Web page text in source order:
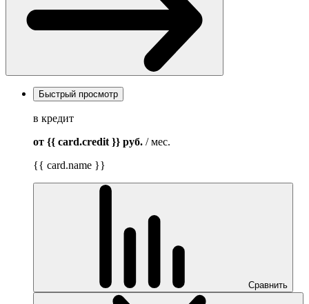
Быстрый просмотр
в кредит
от {{ card.credit }} руб. / мес.
{{ card.name }}
Сравнить